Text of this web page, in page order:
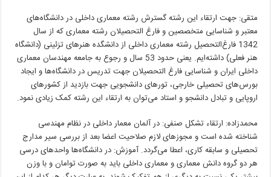
متقی: جهت ارتقاء این رشته گسترش رشته معماری داخلی در دانشگاه‌های
معتبر و شناسایی متخصصین و فارغ التحصیلان رشته معماری که از سال
1342 فارغ‌التحصیل رشته معماری داخلی از دانشگده هنرهای تزئینی (دانشگاه
هنر فعلی) داشته‌ایم. یعنی حدود 53 سال و رجوع به جامعه مهندسان معماری
داخلی ایران و شناسایی فارغ التحصیلان جهت تدریس در دانشگاه‌ها و ایجاد
بورس‌های تحصیلی خارجی، تورهای دانشجویی جهت بازدید از کشورهای
اروپایی و تبادل دانشجو و استاد می‌توان به ارتقاء این رشته کمک زیادی نمود.
محمدزاده: ارتقاء تشکل صنفی: در آلمان معمار داخلی در نظام مهندسی
شناخته شده است و مجوزهای لازم صلاحیت اعضا بعد از بررسی سیر مدارج
تحصیلی و سابقه کاری، اعطا می‌گردد. آموزش: در دانشگاه‌ها واحدهای درسی
هر دو گروه دانش معماری و معماری داخلی باید به صورت توامان و با وزن